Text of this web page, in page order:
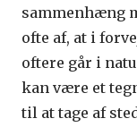
sammenhæng
ofte af, at i
oftere går i
kan være et
til at tage af